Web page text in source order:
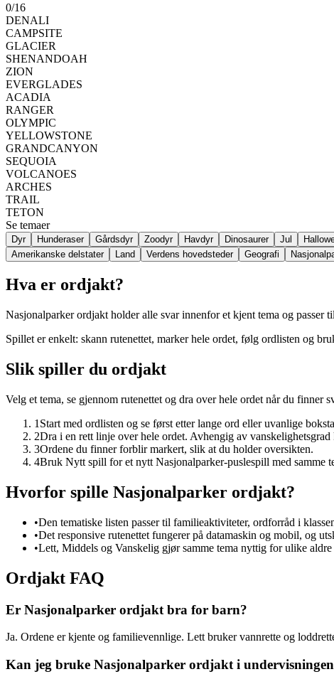
0/16
DENALI
CAMPSITE
GLACIER
SHENANDOAH
ZION
EVERGLADES
ACADIA
RANGER
OLYMPIC
YELLOWSTONE
GRANDCANYON
SEQUOIA
VOLCANOES
ARCHES
TRAIL
TETON
Se temaer
Dyr Hunderaser Gårdsdyr Zoodyr Havdyr Dinosaurer Jul
Amerikanske delstater
Land Verdens hovedsteder Geografi
Hva er ordjakt?
Nasjonalparker ordjakt holder alle svar innenfor et kjent tema og passer
Spillet er enkelt: skann rutenettet, marker hele ordet, følg ordlisten og
Slik spiller du ordjakt
Velg et tema, se gjennom rutenettet og dra over hele ordet når du finner
1 Start med ordlisten og se først etter lange ord eller uvanlige
2Dra i en rett linje over hele ordet. Avhengig av
3Ordene du finner forblir markert, slik at du holder oversikten.
4Bruk Nytt spill for et nytt Nasjonalparker-puslespill med samme
Hvorfor spille Nasjonalparker ordjakt?
•Den tematiske listen passer til familieaktiviteter, ordforråd i
•Det responsive rutenettet fungerer på datamaskin og mobil, og
•Lett, Middels og Vanskelig gjør samme tema nyttig for ulike aldre
Ordjakt FAQ
Er Nasjonalparker ordjakt bra for barn?
Ja. Ordene er kjente og familievennlige. Lett bruker vannrette og
Kan jeg bruke Nasjonalparker ordjakt i